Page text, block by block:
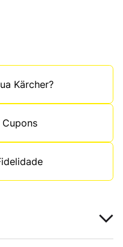
Kärcher?